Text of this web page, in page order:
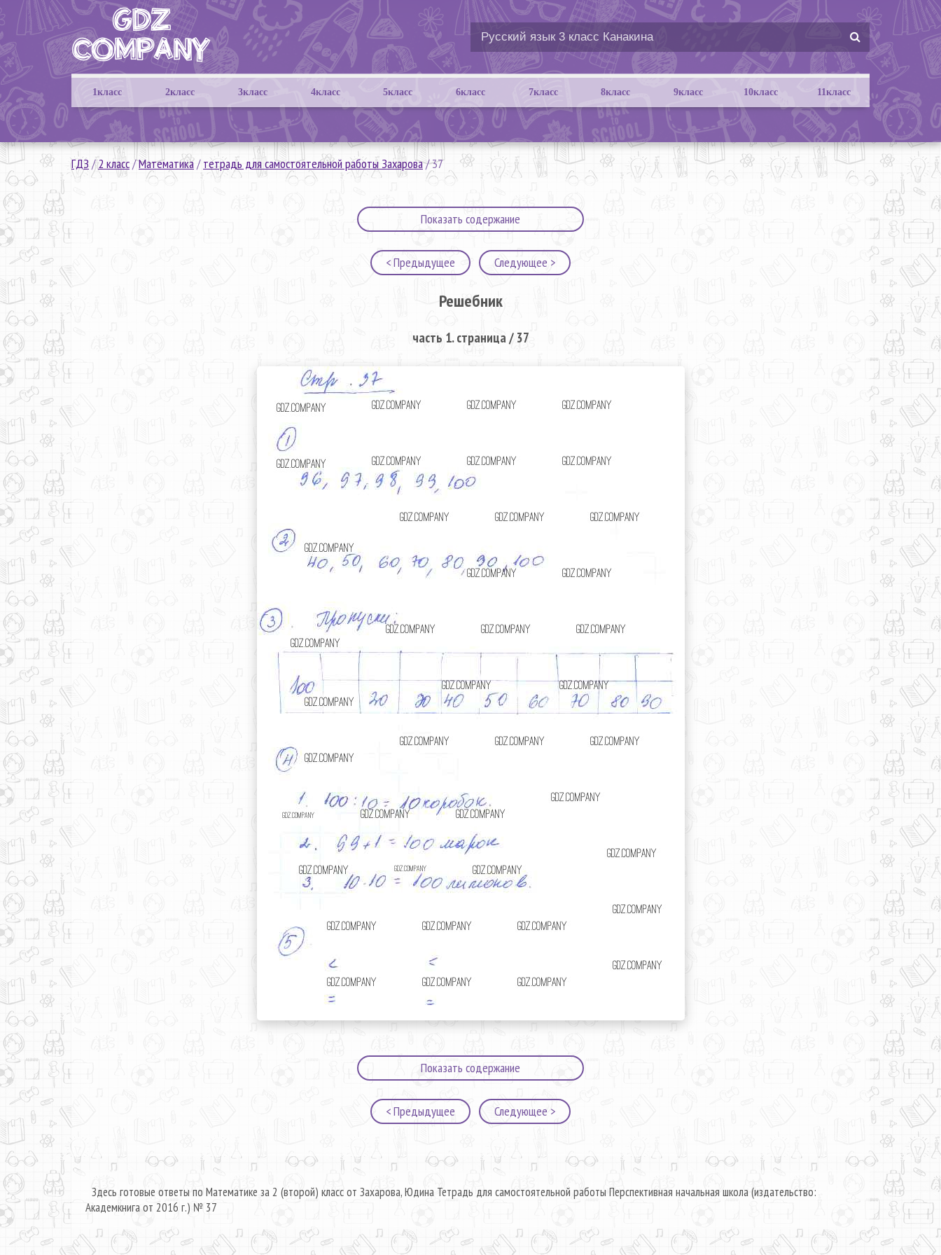
1класс 2класс 3класс 4класс 5класс 6класс 7класс 8класс 9класс 10класс 11класс
ГДЗ /2 класс/Математика/тетрадь для самостоятельной работы Захарова/37
Показать содержание
< Предыдущее Следующее >
Решебник
часть 1. страница / 37
Показать содержание
< Предыдущее Следующее >
Здесь готовые ответы по Математике за 2 (второй) класс от Захарова, Юдина Тетрадь для самостоятельной работы Перспективная начальная школа (издательство:
Академкнига от 2016 г.) № 37